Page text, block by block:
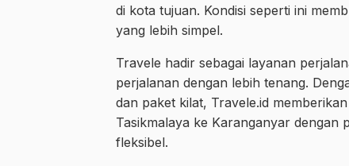
di kota tujuan. Kondisi seperti ini
yang lebih simpel.
Travele hadir sebagai layanan
perjalanan dengan lebih tenang.
dan paket kilat, Travele.id
Tasikmalaya ke Karanganyar dengan
fleksibel.